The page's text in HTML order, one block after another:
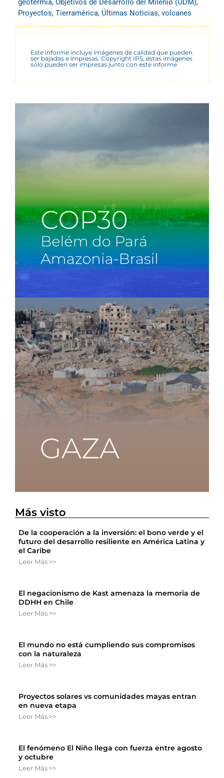
Proyectos, Tierramérica, Últimas Noticias, volcanes
Este informe incluye imágenes de calidad que pueden
ser bajadas e impresas. Copyright IPS, estas imágenes
sólo pueden ser impresas junto con este informe
Más visto
De la cooperación a la inversión: el bono verde y el
futuro del desarrollo resiliente en América Latina y
el Caribe
Leer Más >>
El negacionismo de Kast amenaza la memoria de
DDHH en Chile
Leer Más >>
El mundo no está cumpliendo sus compromisos
con la naturaleza
Leer Más >>
Proyectos solares vs comunidades mayas entran
en nueva etapa
Leer Más >>
El fenómeno El Niño llega con fuerza entre agosto
y octubre
Leer Más >>